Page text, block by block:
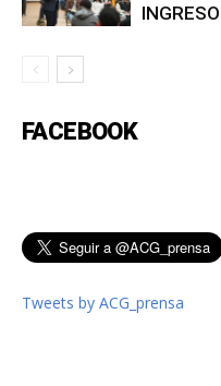
INGRESO
FACEBOOK
Tweets by ACG_prensa